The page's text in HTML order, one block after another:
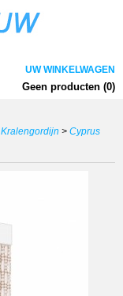
UW WINKELWAGEN
Geen producten (0)
Kralengordijn > Cyprus